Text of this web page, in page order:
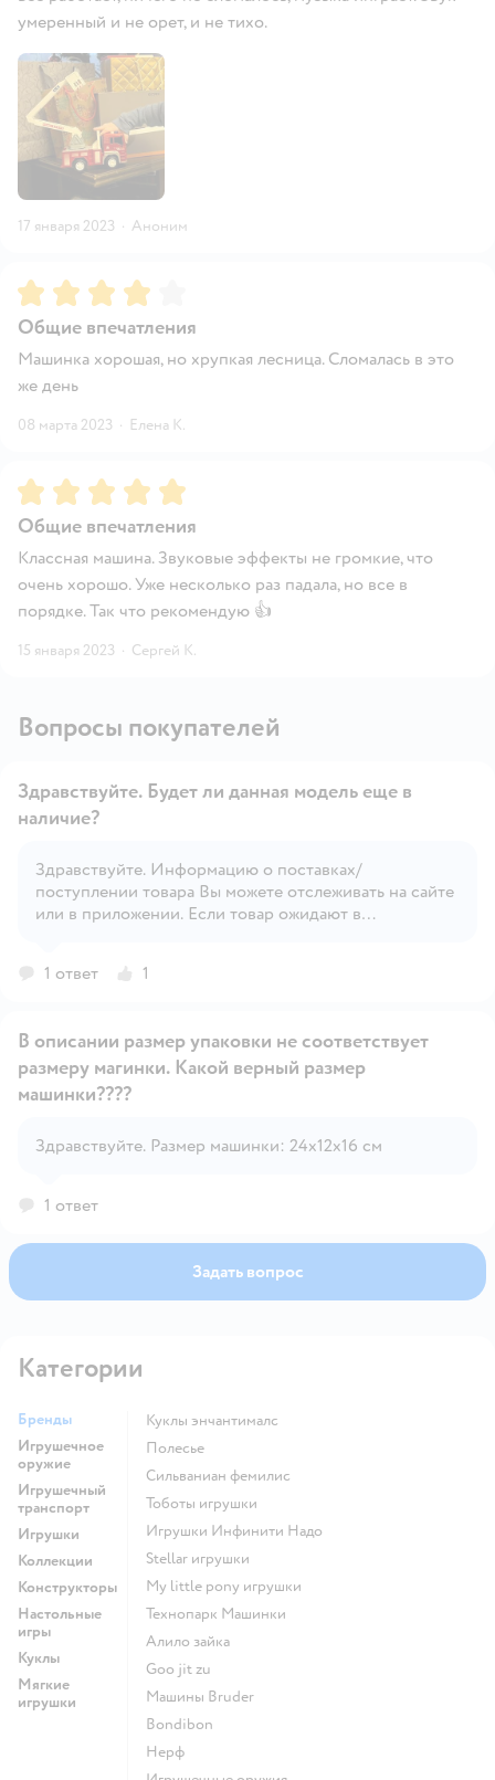
умеренный и не орет, и не тихо.
17 января 2023 · Аноним
Рейтинг:4
Общие впечатления
Машинка хорошая, но хрупкая лесница. Сломалась в это
же день
08 марта 2023 · Елена К.
Рейтинг:5
Общие впечатления
Классная машина. Звуковые эффекты не громкие, что
очень хорошо. Уже несколько раз падала, но все в
порядке. Так что рекомендую 👍
15 января 2023 · Сергей К.
Вопросы покупателей
Открыть вопрос
Здравствуйте. Будет ли данная модель еще в
наличие?
Здравствуйте. Информацию о поставках/
поступлении товара Вы можете отслеживать на сайте
или в приложении. Если товар ожидают в
1 ответ 1
В описании размер упаковки не соответствует
размеру магинки. Какой верный размер
машинки????
Здравствуйте. Размер машинки: 24х12х16 см
1 ответ
Задать вопрос
Категории
Бренды
Игрушечное
оружие
Игрушечный
транспорт
Игрушки
Коллекции
Конструкторы
Настольные
игры
Куклы
Мягкие
игрушки
Куклы энчантималс
Полесье
Сильваниан фемилис
Тоботы игрушки
Игрушки Инфинити Надо
Stellar игрушки
my little pony игрушки
Технопарк Машинки
Алило зайка
Goo jit zu
Машины Bruder
Bondibon
Нерф